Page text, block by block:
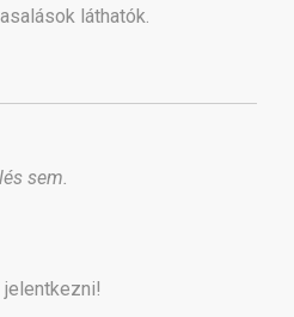
láthatók.
sem.